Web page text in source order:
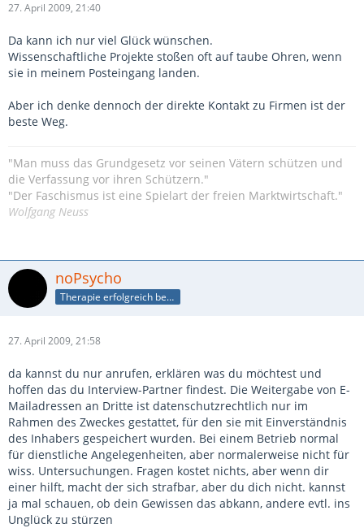
27. April 2009, 21:40
Da kann ich nur viel Glück wünschen.
Wissenschaftliche Projekte stoßen oft auf taube Ohren, wenn
sie in meinem Posteingang landen.
Aber ich denke dennoch der direkte Kontakt zu Firmen ist der
beste Weg.
"Man muss das Grundgesetz vor seinen Vätern schützen und
die Verfassung vor ihren Schützern."
"Der Faschismus ist eine Spielart der freien Marktwirtschaft."
Wolfgang Neuss
noPsycho
Therapie erfolgreich beendet
27. April 2009, 21:58
da kannst du nur anrufen, erklären was du möchtest und
hoffen das du Interview-Partner findest. Die Weitergabe von E-
Mailadressen an Dritte ist datenschutzrechtlich nur im
Rahmen des Zweckes gestattet, für den sie mit Einverständnis
des Inhabers gespeichert wurden. Bei einem Betrieb normal
für dienstliche Angelegenheiten, aber normalerweise nicht für
wiss. Untersuchungen. Fragen kostet nichts, aber wenn dir
einer hilft, macht der sich strafbar, aber du dich nicht. kannst
ja mal schauen, ob dein Gewissen das abkann, andere evtl. ins
Unglück zu stürzen